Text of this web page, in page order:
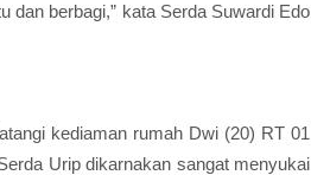
dan berbagi,” kata Serda Suwardi Edo
kediaman rumah Dwi (20) RT 01
Urip dikarnakan sangat menyukai